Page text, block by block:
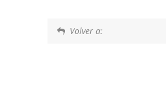
Volver a: